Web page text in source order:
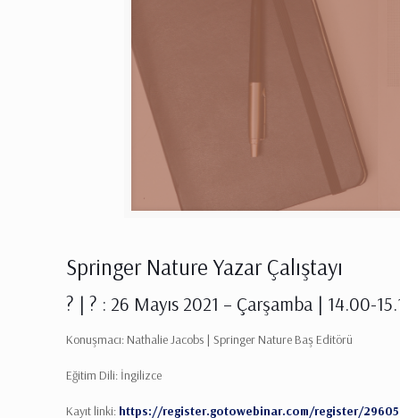
Springer Nature Yazar Çalıştayı
? | ? : 26 Mayıs 2021 – Çarşamba | 14.00-
Konuşmacı: Nathalie Jacobs | Springer Nature Baş Editörü
Eğitim Dili: İngilizce
Kayıt linki: https://register.gotowebinar.com/register/